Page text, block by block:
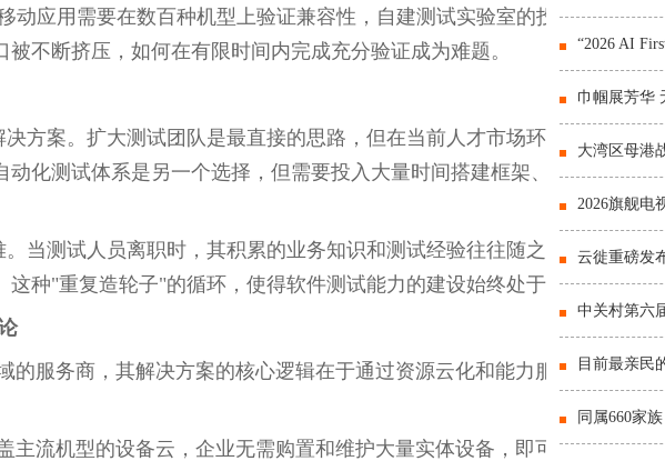
应用需要在数百种机型上验证兼容性，自建测试实验室的投入动辄数百
不断挤压，如何在有限时间内完成充分验证成为难题。
方案。扩大测试团队是最直接的思路，但在当前人才市场环境下，这不
动化测试体系是另一个选择，但需要投入大量时间搭建框架、编写脚本，
当测试人员离职时，其积累的业务知识和测试经验往往随之流失;当自动
种"重复造轮子"的循环，使得软件测试能力的建设始终处于低水平重复
的服务商，其解决方案的核心逻辑在于通过资源云化和能力服务化，帮助
主流机型的设备云，企业无需购置和维护大量实体设备，即可按需调用真
“2026 AI
巾帼展芳华
大湾区母港
2026旗舰电
云徙重磅发
中关村第六
目前最亲民
同属660家